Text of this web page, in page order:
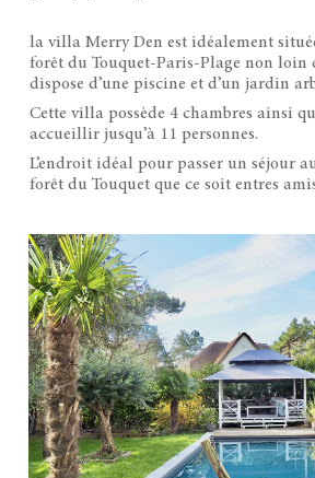
la villa Merry Den est idéalement
forêt du Touquet-Paris-Plage non loin
dispose d’une piscine et d’un jardin
Cette villa possède 4 chambres ainsi
accueillir jusqu’à 11 personnes.
L’endroit idéal pour passer un séjour
forêt du Touquet que ce soit entres